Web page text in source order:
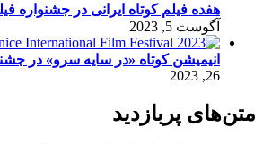
هفده فیلم کوتاه ایرانی در جشنواره
آگوست 5, 2023
انیمیشن کوتاه «در سایه سرو» در جشنواره
26, 2023
متن‌های پربازدید